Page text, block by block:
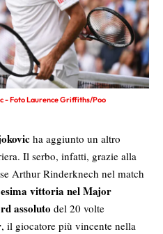
- Foto Laurence Griffiths/Poo
ha aggiunto un altro
Il serbo, infatti, grazie alla
Arthur Rinderknech nel match
vittoria nel Major
assoluto del 20 volte
, il giocatore più vincente nella